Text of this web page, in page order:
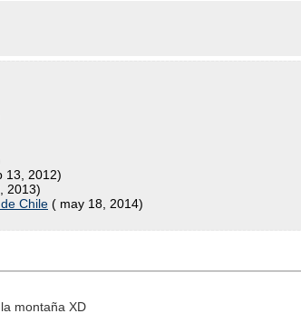
13, 2012)
2013)
Chile ( may 18, 2014)
montaña XD